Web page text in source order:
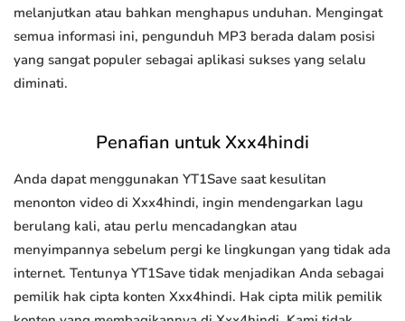
melanjutkan atau bahkan menghapus unduhan. Mengingat
semua informasi ini, pengunduh MP3 berada dalam posisi
yang sangat populer sebagai aplikasi sukses yang selalu
diminati.
Penafian untuk Xxx4hindi
Anda dapat menggunakan YT1Save saat kesulitan
menonton video di Xxx4hindi, ingin mendengarkan lagu
berulang kali, atau perlu mencadangkan atau
menyimpannya sebelum pergi ke lingkungan yang tidak ada
internet. Tentunya YT1Save tidak menjadikan Anda sebagai
pemilik hak cipta konten Xxx4hindi. Hak cipta milik pemilik